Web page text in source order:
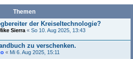
Themen
der Kreiseltechnologie?
Sierra « So 10. Aug 2025, 13:43
zu verschenken.
« Mi 6. Aug 2025, 15:11